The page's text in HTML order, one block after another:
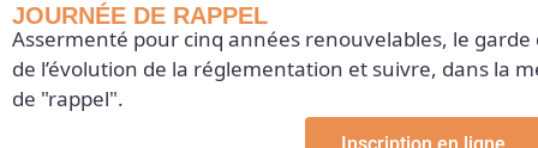
JOURNÉE DE RAPPEL
Assermenté pour cinq années renouvelables, le
de l’évolution de la réglementation et suivre, dans la
de "rappel".
Inscription en ligne